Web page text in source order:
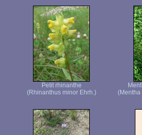
Petit rhinanthe
(Rhinanthus minor Ehrh.)